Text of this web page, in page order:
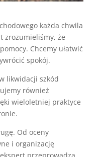
każda chwila
zrozumieliśmy, że
Chcemy ułatwić
spokój.
likwidacji szkód
również
wieloletniej praktyce
Od oceny
i organizację
przeprowadzą